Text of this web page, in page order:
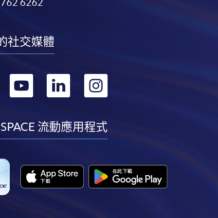
6262
社交媒體
轉
youtube
轉
linkedin
轉
instagram
流動應用程式